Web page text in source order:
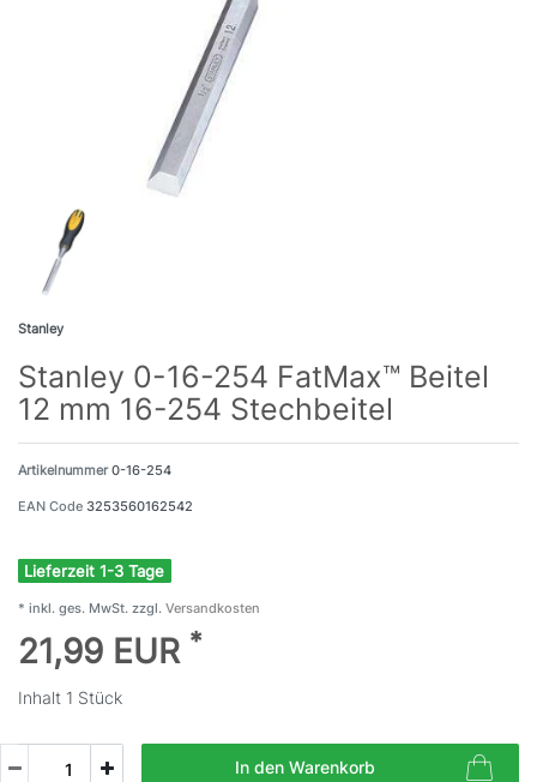
Stanley
Stanley 0-16-254 FatMax™ Beitel
12 mm 16-254 Stechbeitel
Artikelnummer0-16-254
EAN Code 3253560162542
Lieferzeit 1-3 Tage
* inkl. ges. MwSt. zzgl. Versandkosten
21,99 EUR *
Inhalt 1 Stück
In den Warenkorb